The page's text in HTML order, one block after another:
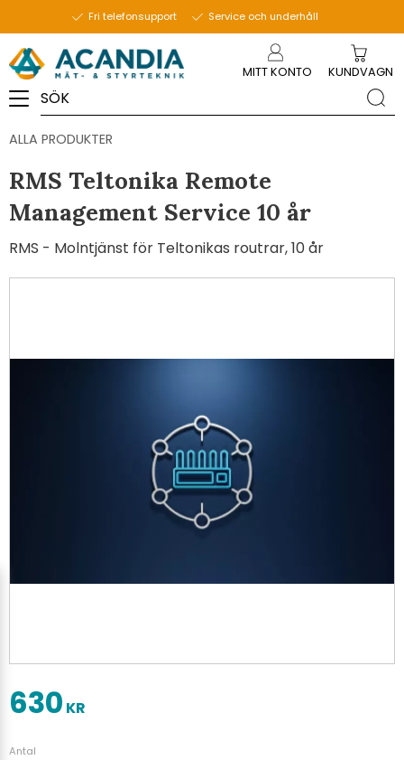
Fri telefonsupport Service och underhåll
MITT KONTO KUNDVAGN
ALLA PRODUKTER
RMS Teltonika Remote
Management Service 10 år
RMS - Molntjänst för Teltonikas routrar, 10 år
630 KR
Antal